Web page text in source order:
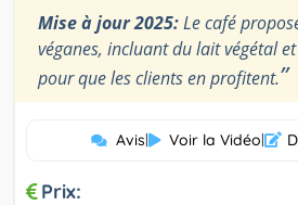
Mise à jour 2025:Le café
véganes, incluant du lait végétal
pour que les clients en profitent.”
Avis| Voir la Vidéo|
Prix: